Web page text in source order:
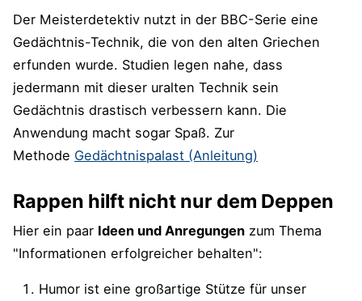
Der Meisterdetektiv nutzt in der BBC-Serie eine
Gedächtnis-Technik, die von den alten Griechen
erfunden wurde. Studien legen nahe, dass
jedermann mit dieser uralten Technik sein
Gedächtnis drastisch verbessern kann. Die
Anwendung macht sogar Spaß. Zur
Methode Gedächtnispalast (Anleitung)
Rappen hilft nicht nur dem Deppen
Hier ein paar Ideen und Anregungen zum Thema
"Informationen erfolgreicher behalten":
Humor ist eine großartige Stütze für unser